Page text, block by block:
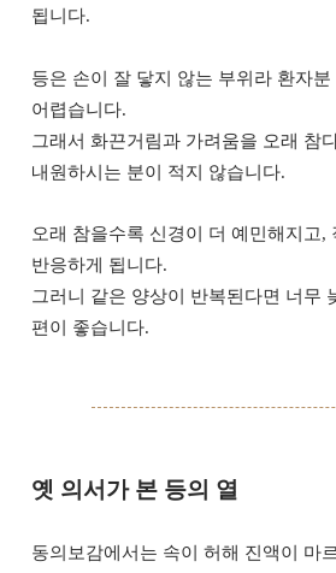
됩니다.
등은 손이 잘 닿지 않는 부위라 환자
어렵습니다.
그래서 화끈거림과 가려움을 오래 참
내원하시는 분이 적지 않습니다.
오래 참을수록 신경이 더 예민해지고,
반응하게 됩니다.
그러니 같은 양상이 반복된다면 너무
편이 좋습니다.
옛 의서가 본 등의 열
동의보감에서는 속이 허해 진액이 마